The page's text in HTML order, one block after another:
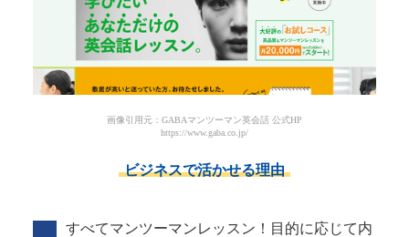
画像引用元：GABAマンツーマン英会話 公式HP
https://www.gaba.co.jp/
ビジネスで活かせる理由
すべてマンツーマンレッスン！目的に応じて内